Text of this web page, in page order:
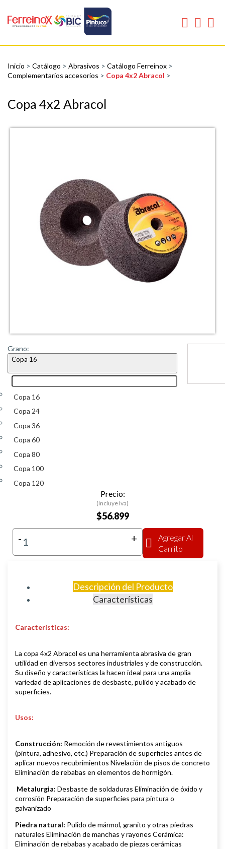
Inicio > Catálogo > Abrasivos > Catálogo Ferreinox >
Complementarios accesorios > Copa 4x2 Abracol >
Copa 4x2 Abracol
Grano:
Copa 16
Copa 16
Copa 24
Copa 36
Copa 60
Copa 80
Copa 100
Copa 120
Precio:
(Incluye Iva)
$56.899
- +
Agregar Al
Carrito
Descripción del Producto
Características
Características:
La copa 4x2 Abracol es una herramienta abrasiva de gran
utilidad en diversos sectores industriales y de construcción.
Su diseño y características la hacen ideal para una amplia
variedad de aplicaciones de desbaste, pulido y acabado de
superficies.
Usos:
Construcción: Remoción de revestimientos antiguos
(pintura, adhesivo, etc.) Preparación de superficies antes de
aplicar nuevos recubrimientos Nivelación de pisos de concreto
Eliminación de rebabas en elementos de hormigón.
Metalurgia: Desbaste de soldaduras Eliminación de óxido y
corrosión Preparación de superficies para pintura o
galvanizado
Piedra natural: Pulido de mármol, granito y otras piedras
naturales Eliminación de manchas y rayones Cerámica:
Eliminación de rebabas y acabado de piezas cerámicas